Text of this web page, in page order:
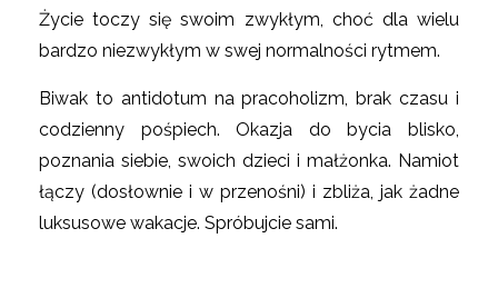
Życie toczy się swoim zwykłym, choć dla wielu
bardzo niezwykłym w swej normalności rytmem.
Biwak to antidotum na pracoholizm, brak czasu i
codzienny pośpiech. Okazja do bycia blisko,
poznania siebie, swoich dzieci i małżonka. Namiot
łączy (dosłownie i w przenośni) i zbliża, jak żadne
luksusowe wakacje. Spróbujcie sami.